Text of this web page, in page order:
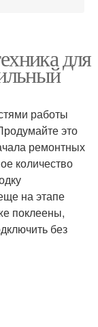
для
работы
это
ремонтных
количество
на этапе
поклеены,
без